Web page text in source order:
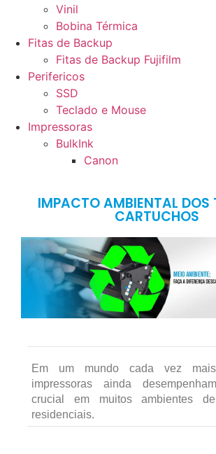
Vinil
Bobina Térmica
Fitas de Backup
Fitas de Backup Fujifilm
Perifericos
SSD
Teclado e Mouse
Impressoras
BulkInk
Canon
IMPACTO AMBIENTAL DOS
CARTUCHOS
Em um mundo cada vez
impressoras ainda
crucial em muitos ambientes
residenciais.